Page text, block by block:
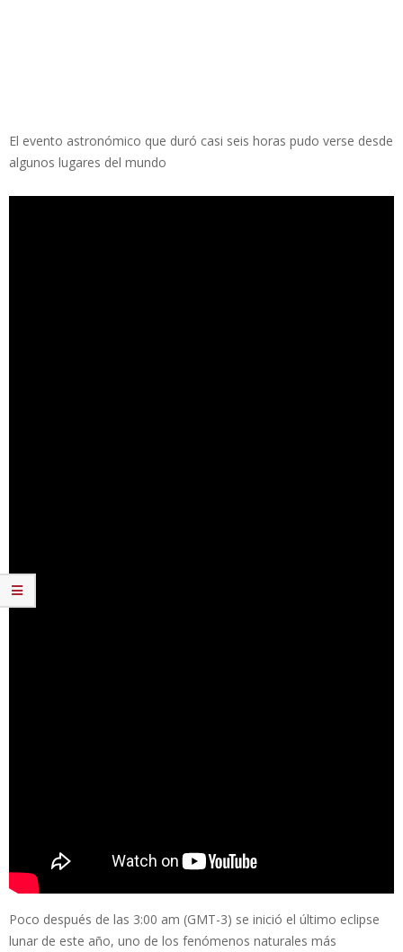
El evento astronómico que duró casi seis horas pudo verse desde
algunos lugares del mundo
Poco después de las 3:00 am (GMT-3) se inició el último eclipse
lunar de este año, uno de los fenómenos naturales más